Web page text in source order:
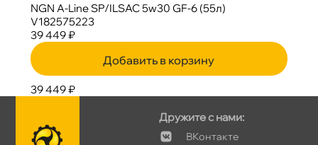
NGN A-Line SP/ILSAC 5w30 GF-6 (55л)
V182575223
39 449 ₽
Добавить в корзину
39 449 ₽
Дружите с нами:
Контакте